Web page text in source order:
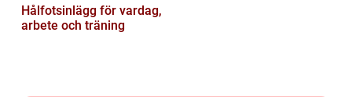
Hålfotsinlägg för vardag,
arbete och träning